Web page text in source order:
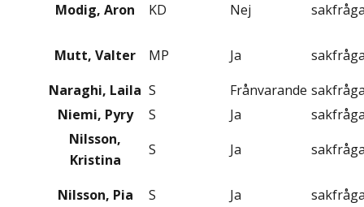
Modig, Aron KD Nej
Mutt, Valter MP Ja
Naraghi, Laila S Frånvarande
Niemi, Pyry
S Ja
Nilsson,
Kristina
S Ja
Nilsson, Pia S Ja